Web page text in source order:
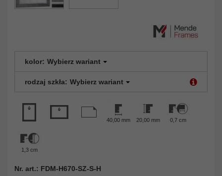
kolor: Wybierz wariant
rodzaj szkła: Wybierz wariant
40,00 mm 20,00 mm 0,7 cm
1,3 cm
Nr. art.: FDM-H670-SZ-S-H